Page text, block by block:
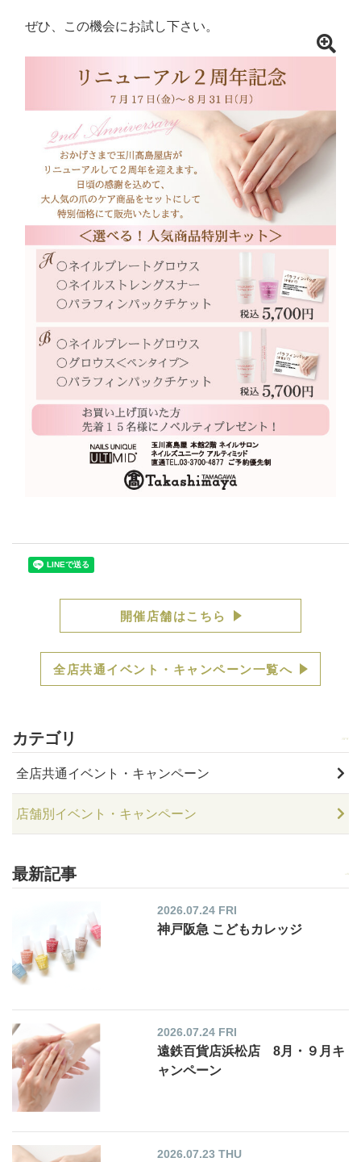
ぜひ、この機会にお試し下さい。
開催店舗はこちら
全店共通イベント・キャンペーン一覧へ
カテゴリ
全店共通イベント・キャンペーン
店舗別イベント・キャンペーン
最新記事
2026.07.24 FRI
神戸阪急 こどもカレッジ
2026.07.24 FRI
遠鉄百貨店浜松店 8月・９月キ
ャンペーン
2026.07.23 THU